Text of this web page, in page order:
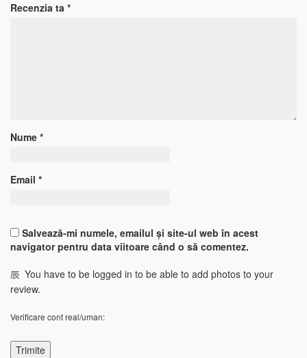
Recenzia ta *
Nume *
Email *
Salvează-mi numele, emailul și site-ul web în acest
navigator pentru data viitoare când o să comentez.
You have to be logged in to be able to add photos to your
review.
Verificare cont real/uman: